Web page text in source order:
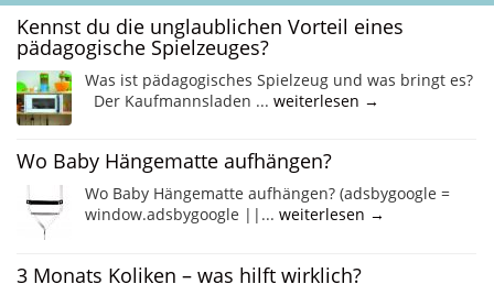
Kennst du die unglaublichen Vorteil eines
pädagogische Spielzeuges?
Was ist pädagogisches Spielzeug und was bringt es?
Der Kaufmannsladen ... weiterlesen →
Wo Baby Hängematte aufhängen?
Wo Baby Hängematte aufhängen? (adsbygoogle =
window.adsbygoogle ||... weiterlesen →
3 Monats Koliken – was hilft wirklich?